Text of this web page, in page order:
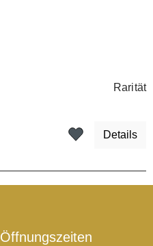
Rarität
Details
Öffnungszeiten